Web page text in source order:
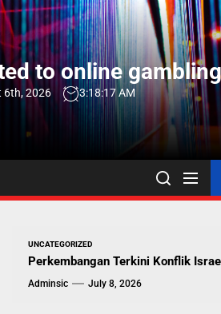
Skip
to
the
contentto online
6th, 2026 3:18:18 AM
UNCATEGORIZED
Perkembangan Terkini Konflik
Adminsic July 8, 2026